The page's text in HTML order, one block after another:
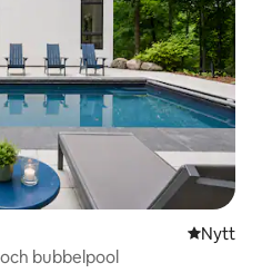
NyttNytt
bubbelpool